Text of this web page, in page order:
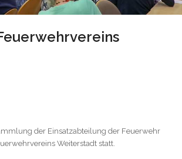
der Einsatzabteilung der Feuerwehr
Weiterstadt statt.